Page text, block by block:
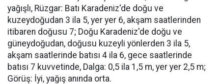
yağışlı, Rüzgar: Batı Karadeniz'de doğu ve
kuzeydoğudan 3 ila 5, yer yer 6, akşam saatlerinden
itibaren doğusu 7; Doğu Karadeniz'de doğu ve
güneydoğudan, doğusu kuzeyli yönlerden 3 ila 5,
akşam saatlerinde batısı 4 ila 6, gece saatlerinde
batısı 7 kuvvetinde, Dalga: 0,5 ila 1,5 m, yer yer 2,5 m;
Görüş: İyi, yağış anında orta.